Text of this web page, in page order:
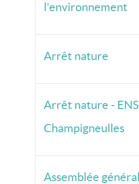
l'environnement
Arrêt nature
Arrêt nature - ENS
Champigneulles
Assemblée général